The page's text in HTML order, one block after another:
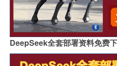
DeepSeek全套部署资料免费